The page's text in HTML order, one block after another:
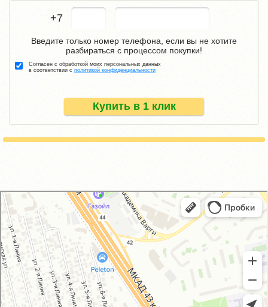
+7
Купить в 1 клик
Введите только номер телефона, если вы не хотите
разбираться с процессом покупки!
Согласен с обработкой моих персональных данных
в соответствии с политикой конфиденциальности
GM-City&VAG-Repair
Автосервис, автотехцентр в Москве
Магазин автозапчастей и автотоваров в Москве